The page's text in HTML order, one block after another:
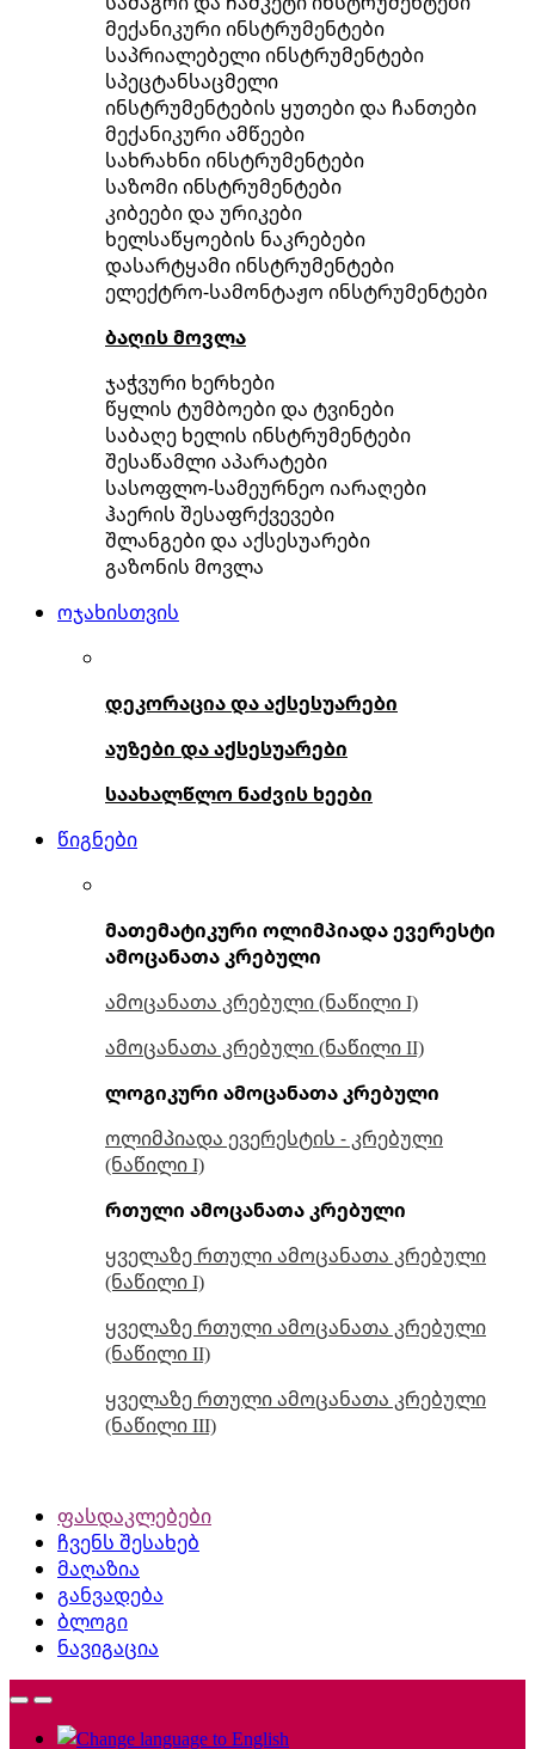
მექანიკური ინსტრუმენტები
საპრიალებელი ინსტრუმენტები
სპეცტანსაცმელი
ინსტრუმენტების ყუთები და ჩანთები
მექანიკური ამწეები
სახრახნი ინსტრუმენტები
საზომი ინსტრუმენტები
კიბეები და ურიკები
ხელსაწყოების ნაკრებები
დასარტყამი ინსტრუმენტები
ელექტრო-სამონტაჟო ინსტრუმენტები
ბაღის მოვლა
ჯაჭვური ხერხები
წყლის ტუმბოები და ტვინები
საბაღე ხელის ინსტრუმენტები
შესაწამლი აპარატები
სასოფლო-სამეურნეო იარაღები
ჰაერის შესაფრქვევები
შლანგები და აქსესუარები
გაზონის მოვლა
ოჯახისთვის
დეკორაცია და აქსესუარები
აუზები და აქსესუარები
საახალწლო ნაძვის ხეები
წიგნები
მათემატიკური ოლიმპიადა ევერესტი
ამოცანათა კრებული
ამოცანათა კრებული (ნაწილი I)
ამოცანათა კრებული (ნაწილი II)
ლოგიკური ამოცანათა კრებული
ოლიმპიადა ევერესტის - კრებული
(ნაწილი I)
რთული ამოცანათა კრებული
ყველაზე რთული ამოცანათა კრებული
(ნაწილი I)
ყველაზე რთული ამოცანათა კრებული
(ნაწილი II)
ყველაზე რთული ამოცანათა კრებული
(ნაწილი III)
ფასდაკლებები
ჩვენს შესახებ
მაღაზია
განვადება
ბლოგი
ნავიგაცია